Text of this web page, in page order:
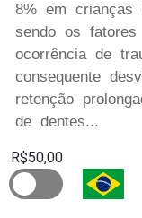
8% em crianças
sendo os fatores
ocorrência de
consequente
retenção
de dentes...
R$50,00